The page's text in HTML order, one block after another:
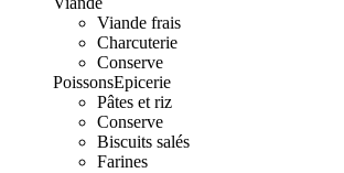
Viande frais
Charcuterie
Conserve
PoissonsEpicerie
Pâtes et riz
Conserve
Biscuits salés
Farines